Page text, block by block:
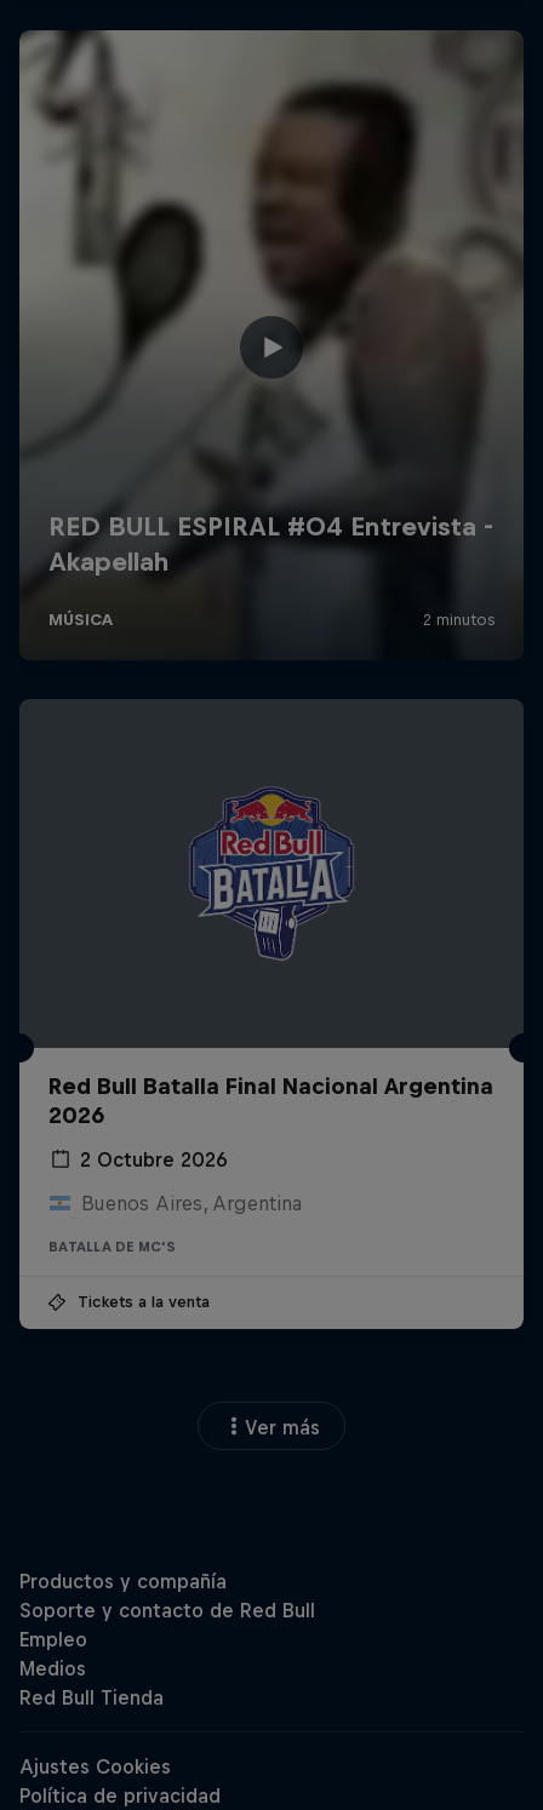
Red Bull Batalla Final Nacional Argentina
2026
2 Octubre 2026
Buenos Aires, Argentina
BATALLA DE MC'S
Tickets a la venta
Ver más